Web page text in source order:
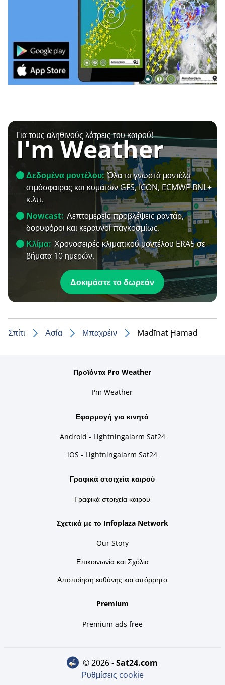
Για τους αληθινούς λάτρεις του καιρού!
I'm Weather
Δεδομένα μοντέλου: Όλα τα γνωστά μοντέλα
ατμόσφαιρας και κυμάτων GFS, ICON, ECMWF-BNL+
κ.λπ.
Nowcast: Λεπτομερείς προβλέψεις ραντάρ,
δορυφόροι και κεραυνοί παγκοσμίως.
Κλίμα: Χρονοσειρές κλιματικού μοντέλου ERA5 σε
βήματα 10 ημερών.
Δοκιμάστε το δωρεάν
Σπίτι Ασία Μπαχρέιν Madīnat Ḩamad
Προϊόντα Pro Weather
I'm Weather
Εφαρμογή για κινητό
Android - Lightningalarm Sat24
iOS - Lightningalarm Sat24
Γραφικά στοιχεία καιρού
Γραφικά στοιχεία καιρού
Σχετικά με το Infoplaza Network
Our Story
Επικοινωνία και Σχόλια
Αποποίηση ευθύνης και απόρρητο
Premium
Premium ads free
© 2026 - sat24.com
Ρυθμίσεις cookie